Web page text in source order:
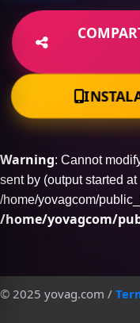
© 2025 yovag.com /
Warning: Cannot
sent by (output started at
/home/yovagcom/
/home/yovagcom/